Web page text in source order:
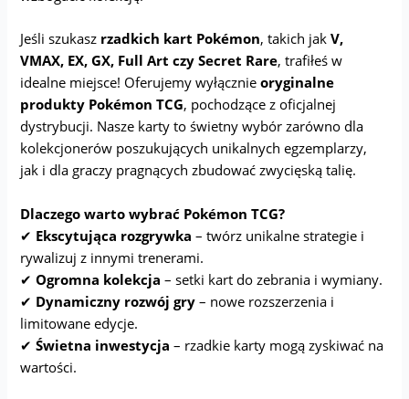
Jeśli szukasz rzadkich kart Pokémon, takich jakV,
VMAX, EX, GX, Full Art czy Secret Rare, trafiłeś w
idealne miejsce! Oferujemy wyłącznieoryginalne
produkty Pokémon TCG, pochodzące z oficjalnej
dystrybucji. Nasze karty to świetny wybór zarówno dla
kolekcjonerów poszukujących unikalnych egzemplarzy,
jak i dla graczy pragnących zbudować zwycięską talię.
Dlaczego warto wybrać Pokémon TCG?
✔ Ekscytująca rozgrywka – twórz unikalne strategie i
rywalizuj z innymi trenerami.
✔Ogromna kolekcja – setki kart do zebrania i wymiany.
✔ Dynamiczny rozwój gry – nowe rozszerzenia i
limitowane edycje.
✔Świetna inwestycja – rzadkie karty mogą zyskiwać na
wartości.